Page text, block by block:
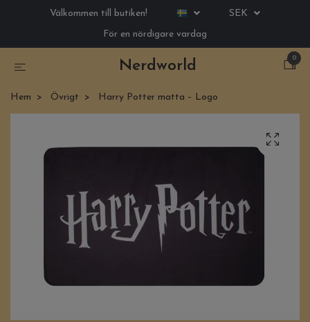
Välkommen till butiken!
SEK
För en nördigare vardag
Nerdworld
0
Hem Övrigt Harry Potter matta – Logo